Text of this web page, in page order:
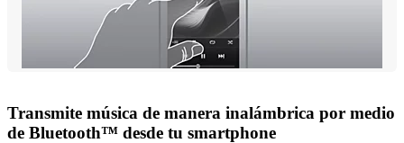
Transmite música de manera inalámbrica por medio
de Bluetooth™ desde tu smartphone